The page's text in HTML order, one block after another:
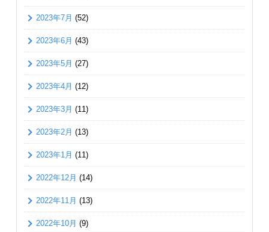
2023年7月 (52)
2023年6月 (43)
2023年5月 (27)
2023年4月 (12)
2023年3月 (11)
2023年2月 (13)
2023年1月 (11)
2022年12月 (14)
2022年11月 (13)
2022年10月 (9)